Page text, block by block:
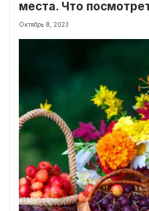
места. Что
Октябрь 8, 2023